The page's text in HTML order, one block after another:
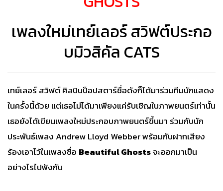
เพลงใหม่เทย์เลอร์ สวิฟต์ประกอ
บมิวสิคัล CATS
เทย์เลอร์ สวิฟต์ ศิลปินป็อปสตาร์ชื่อดังก็ได้มาร่วมทีมนักแสดง
ในครั้งนี้ด้วย แต่เธอไม่ได้มาเพียงแค่รับเชิญในภาพยนตร์เท่านั้น
เธอยังได้เขียนเพลงใหม่ประกอบภาพยนตร์ขึ้นมา ร่วมกับนัก
ประพันธ์เพลง Andrew Lloyd Webber พร้อมกับฝากเสียง
ร้องเอาไว้ในเพลงชื่อ Beautiful Ghostsจะออกมาเป็น
อย่างไรไปฟังกัน